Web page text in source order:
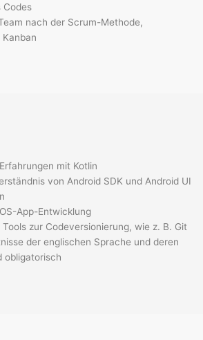
Codes
nach der Scrum-Methode,
mit Kotlin
von Android SDK und Android UI
App-Entwicklung
zur Codeversionierung, wie z. B. Git
der englischen Sprache und deren
obligatorisch